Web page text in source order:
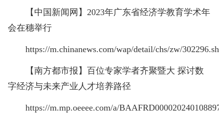
【中国新闻网】2023年广东省经济学教育学术年
会在穗举行
https://m.chinanews.com/wap/detail/chs/zw/
【南方都市报】百位专家学者齐聚暨大 探讨数
字经济与未来产业人才培养路径
https://m.mp.oeeee.com/a/